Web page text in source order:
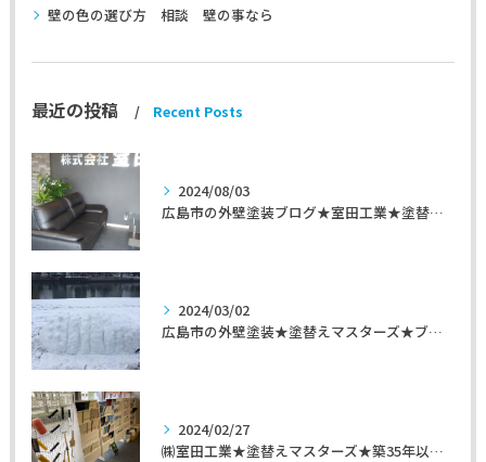
壁の色の選び方 相談 壁の事なら
最近の投稿 Recent Posts
2024/08/03
広島市の外壁塗装ブログ★室田工業★塗替えマスターズ★外壁リフォーム
2024/03/02
広島市の外壁塗装★塗替えマスターズ★ブログ「初めて家を手入れするのに」
2024/02/27
㈱室田工業★塗替えマスターズ★築35年以上のお宅の施工事例